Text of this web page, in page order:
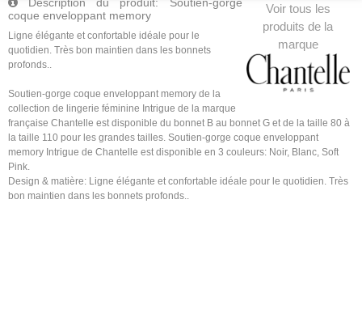
Voir tous les
produits de la
marque
Description du produit: Soutien-gorge
coque enveloppant memory
Ligne élégante et confortable idéale pour le
quotidien. Très bon maintien dans les bonnets
profonds..
Soutien-gorge coque enveloppant memory de la
collection de lingerie féminine Intrigue de la marque
française Chantelle est disponible du bonnet B au bonnet G et de la taille 80 à
la taille 110 pour les grandes tailles. Soutien-gorge coque enveloppant
memory Intrigue de Chantelle est disponible en 3 couleurs: Noir, Blanc, Soft
Pink.
Design & matière: Ligne élégante et confortable idéale pour le quotidien. Très
bon maintien dans les bonnets profonds..